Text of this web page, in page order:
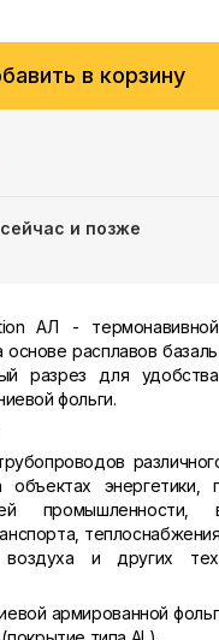
в корзину
и позже
АЛ -
расплавов
разрез для
фольги.
объектах энергетики,
промышленности,
воздуха и других
армированной